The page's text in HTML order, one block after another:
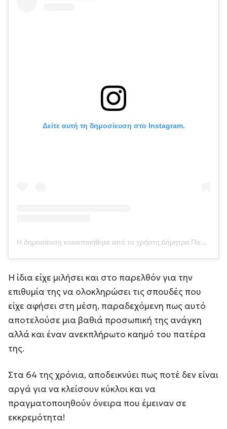
Δείτε αυτή τη δημοσίευση στο Instagram.
Η δημοσίευση κοινοποιήθηκε από το χρήστη Δήμητρα Παπαδοπούλου (@dimi_papadopoulou_official)
Η ίδια είχε μιλήσει και στο παρελθόν για την
επιθυμία της να ολοκληρώσει τις σπουδές που
είχε αφήσει στη μέση, παραδεχόμενη πως αυτό
αποτελούσε μια βαθιά προσωπική της ανάγκη
αλλά και έναν ανεκπλήρωτο καημό του πατέρα
της.
Στα 64 της χρόνια, αποδεικνύει πως ποτέ δεν είναι
αργά για να κλείσουν κύκλοι και να
πραγματοποιηθούν όνειρα που έμειναν σε
εκκρεμότητα!